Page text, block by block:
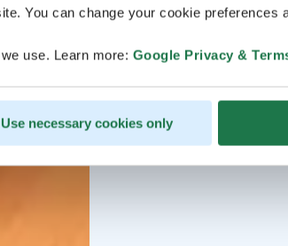
You can change your cookie preferences
use. Learn more: Google Privacy &
Use necessary cookies only